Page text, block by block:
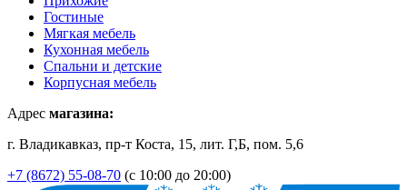
Гостиные
Мягкая мебель
Кухонная мебель
Спальни и детские
Корпусная мебель
Адрес магазина:
г. Владикавказ, пр-т Коста, 15, лит. Г,Б, пом. 5,6
+7 (8672) 55-08-70 (с 10:00 до 20:00)